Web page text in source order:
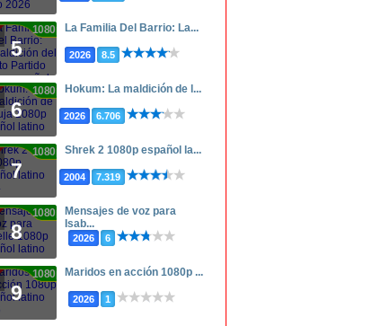
5
1080p La Familia Del Barrio: La...
2026 8.5
6
1080p Hokum: La maldición de l...
2026 6.706
7
1080p Shrek 2 1080p español la...
2004 7.319
8
1080p
Mensajes de voz para
Isab...
2026 6
9
1080p Maridos en acción 1080p ...
2026 1